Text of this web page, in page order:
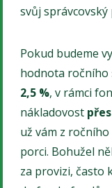
svůj správcovský
Pokud budeme
hodnota ročního
2,5 %, v rámci
nákladovost
už vám z
porci. Bohužel
za provizi, často